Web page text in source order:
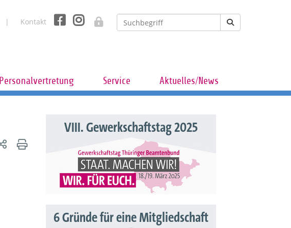
Kontakt
Personalvertretung Service Aktuelles/News
VIII. Gewerkschaftstag 2025
6 Gründe für eine Mitgliedschaft